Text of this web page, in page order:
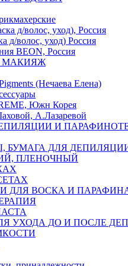
д/волос, уход), Россия
д/волос, уход) Россия
BEON, Россия
МАКИЯЖ
(Нечаева Елена)
Южн Корея
А.Лазаревой
И
БУМАГА ДЛЯ
ПЛЕНОЧНЫЙ
ДЛЯ ВОСКА И
УХОДА ДО И ПОСЛЕ